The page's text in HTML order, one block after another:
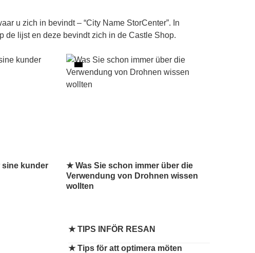
u zich in bevindt – “City Name StorCenter”. In
de lijst en deze bevindt zich in de Castle Shop.
kunder
★ Was Sie schon immer über die
Verwendung von Drohnen wissen
wollten
★TIPS INFÖR RESAN
★Tips för att optimera möten